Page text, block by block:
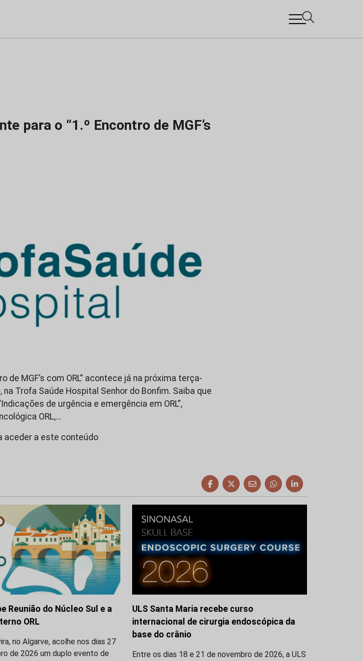
para o “1.º Encontro de MGF’s
de MGF’s com ORL” acontece já na próxima terça-
na Trofa Saúde Hospital Senhor do Bonfim. Saiba que
de urgência e emergência em ORL”,
ORL,…
aceder a este conteúdo
Reunião do Núcleo Sul e a
ORL
no Algarve, acolhe nos dias 27
de 2026 um duplo evento de
ULS Santa Maria recebe curso
internacional de cirurgia endoscópica da
base do crânio
Entre os dias 18 e 21 de novembro de 2026, a ULS